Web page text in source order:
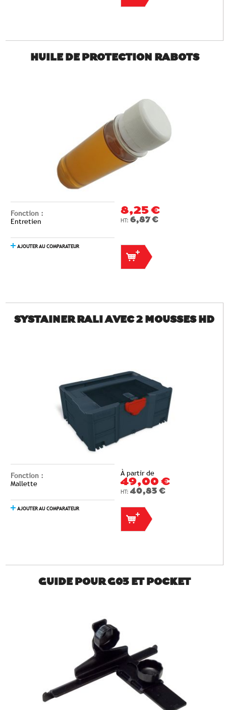
HUILE DE PROTECTION RABOTS
Fonction :
Entretien
AJOUTER AU COMPARATEUR
8,25 €
6,87 €
SYSTAINER RALI AVEC 2 MOUSSES HD
Fonction :
Mallette
AJOUTER AU COMPARATEUR
À partir de
49,00 €
40,83 €
GUIDE POUR G03 ET POCKET